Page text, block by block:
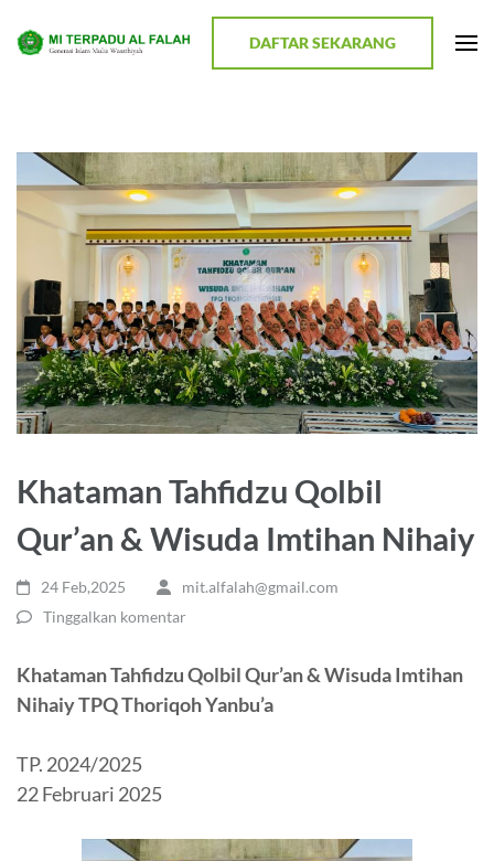
ke
MI TERPADU AL FALAH
Terwujudnya Generasi Religius dan Berkualitas
DAFTAR SEKARANG
Khataman Tahfidzu Qolbil
Qur’an & Wisuda Imtihan Nihaiy
24 Feb,2025
mit.alfalah@gmail.com
Tinggalkan komentar
Khataman Tahfidzu Qolbil Qur’an & Wisuda Imtihan
Nihaiy TPQ Thoriqoh Yanbu’a
TP. 2024/2025
22 Februari 2025